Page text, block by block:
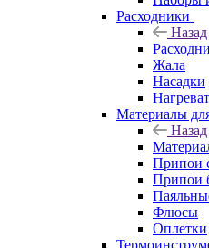
Расходники
Назад
Жала
Насадки
Материалы
Назад
Припои
Припои
Флюсы
Оплетки